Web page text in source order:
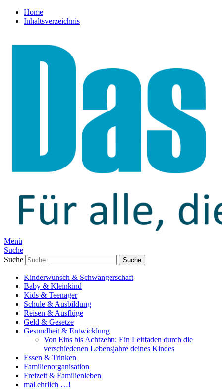
Home
Inhaltsverzeichnis
Menü
Suche
Suche
Kinderwunsch & Schwangerschaft
Baby & Kleinkind
Kids & Teenager
Schule & Ausbildung
Reisen & Ausflüge
Geld & Gesetze
Gesundheit & Entwicklung
Von Eins bis Achtzehn: Ein Leitfaden durch die
verschiedenen Lebensjahre deines Kindes
Essen & Trinken
Familienorganisation
Freizeit & Familienleben
mal ehrlich …!